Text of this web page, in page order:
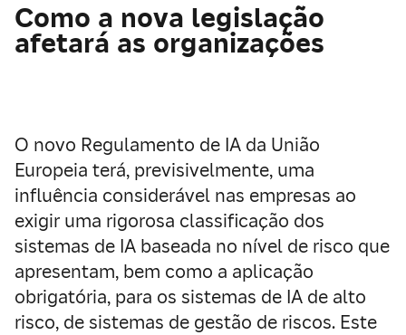
Como a nova legislação
afetará as organizações
O novo Regulamento de IA da União
Europeia terá, previsivelmente, uma
influência considerável nas empresas ao
exigir uma rigorosa classificação dos
sistemas de IA baseada no nível de risco que
apresentam, bem como a aplicação
obrigatória, para os sistemas de IA de alto
risco, de sistemas de gestão de riscos. Este